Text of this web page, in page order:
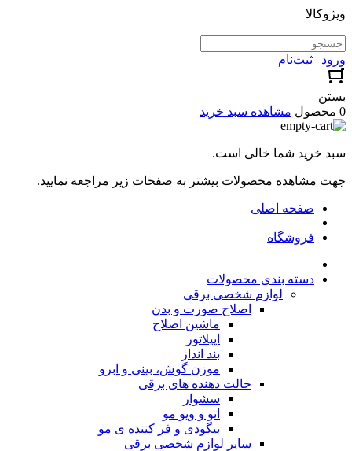
ویژوکالا
ورود | ثبت‌نام
بستن
0 محصول
مشاهده سبد خرید
سبد خرید شما خالی است.
جهت مشاهده محصولات بیشتر به صفحات زیر مراجعه نمایید.
صفحه اصلی
فروشگاه
دسته بندی محصولات
لوازم شخصی برقی
اصلاح صورت و بدن
ماشین اصلاح
اپیلاتور
بند انداز
موزن گوش، بینی و ابرو
حالت دهنده های برقی
سشوار
اتو و ویو مو
بیگودی و فر کننده ی مو
سایر لوازم شخصی برقی